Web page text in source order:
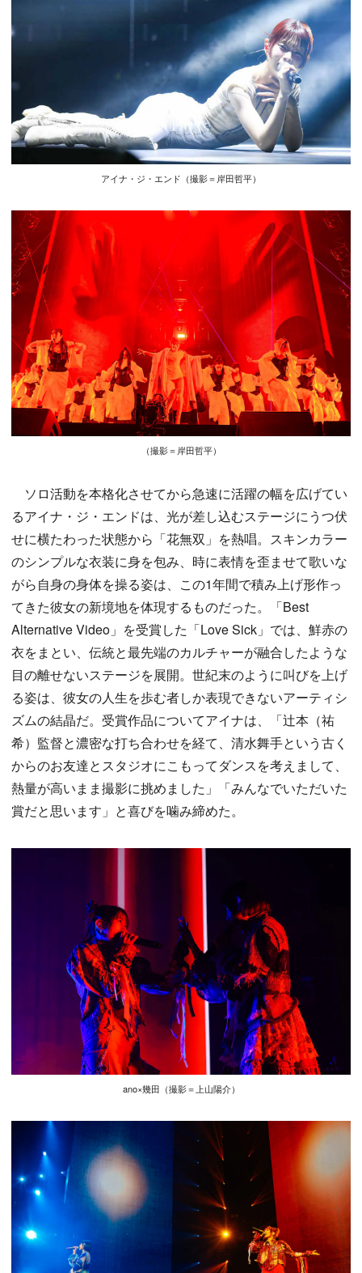
アイナ・ジ・エンド（撮影＝岸田哲平）
（撮影＝岸田哲平）
ソロ活動を本格化させてから急速に活躍の幅を広げてい
るアイナ・ジ・エンドは、光が差し込むステージにうつ伏
せに横たわった状態から「花無双」を熱唱。スキンカラー
のシンプルな衣装に身を包み、時に表情を歪ませて歌いな
がら自身の身体を操る姿は、この1年間で積み上げ形作っ
てきた彼女の新境地を体現するものだった。「Best
Alternative Video」を受賞した「Love Sick」では、鮮赤の
衣をまとい、伝統と最先端のカルチャーが融合したような
目の離せないステージを展開。世紀末のように叫びを上げ
る姿は、彼女の人生を歩む者しか表現できないアーティシ
ズムの結晶だ。受賞作品についてアイナは、「辻本（祐
希）監督と濃密な打ち合わせを経て、清水舞手という古く
からのお友達とスタジオにこもってダンスを考えまして、
熱量が高いまま撮影に挑めました」「みんなでいただいた
賞だと思います」と喜びを噛み締めた。
ano×幾田（撮影＝上山陽介）